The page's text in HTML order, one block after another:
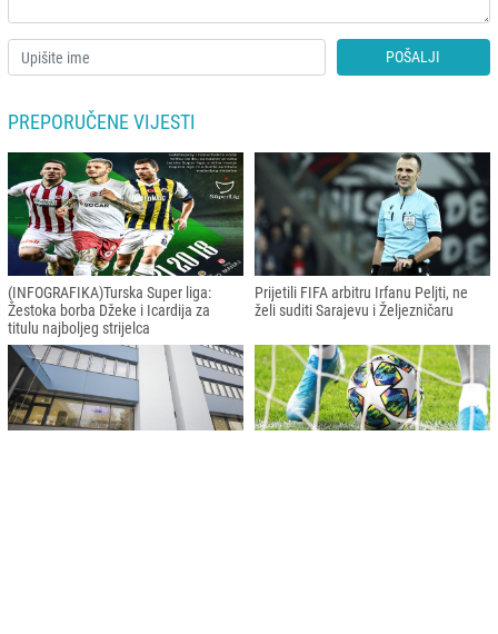
POŠALJI
PREPORUČENE VIJESTI
(INFOGRAFIKA)Turska Super liga:
Žestoka borba Džeke i Icardija za
titulu najboljeg strijelca
Prijetili FIFA arbitru Irfanu Peljti, ne
želi suditi Sarajevu i Željezničaru